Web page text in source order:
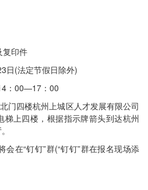
印件
(法定节假日除外)
：00—17：00
门四楼杭州上城区人才发展有限公司
梯上四楼，根据指示牌箭头到达杭州
在“钉钉”群(“钉钉”群在报名现场添